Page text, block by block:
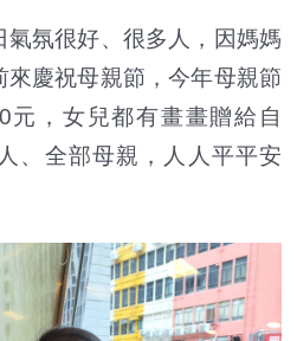
氛很好、很多人，因媽媽
慶祝母親節，今年母親節
元，女兒都有畫畫贈給自
、全部母親，人人平平安